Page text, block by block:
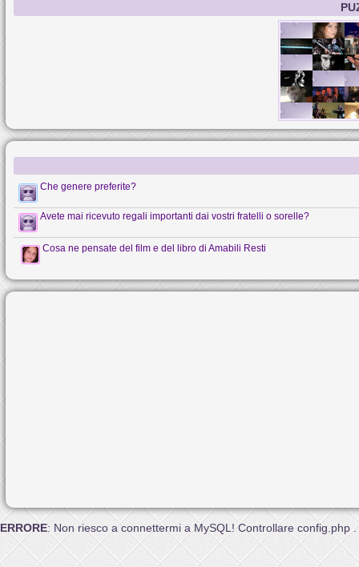
Che genere preferite?
Avete mai ricevuto regali importanti dai vostri fratelli o sorelle?
Cosa ne pensate del film e del libro di Amabili Resti
ERRORE: Non riesco a connettermi a MySQL! Controllare config.php .